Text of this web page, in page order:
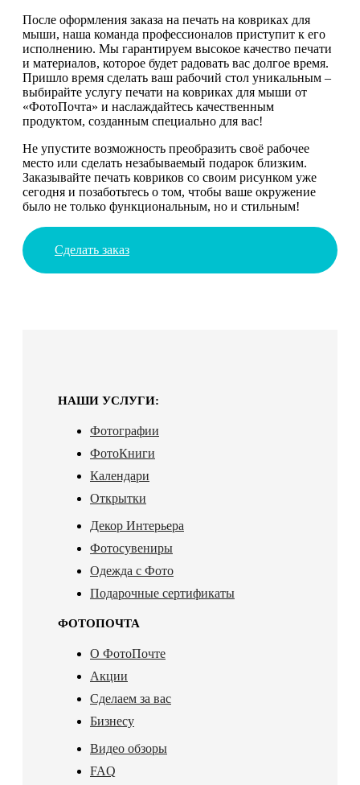
После оформления заказа на печать на ковриках для
мыши, наша команда профессионалов приступит к его
исполнению. Мы гарантируем высокое качество печати
и материалов, которое будет радовать вас долгое время.
Пришло время сделать ваш рабочий стол уникальным –
выбирайте услугу печати на ковриках для мыши от
«ФотоПочта» и наслаждайтесь качественным
продуктом, созданным специально для вас!
Не упустите возможность преобразить своё рабочее
место или сделать незабываемый подарок близким.
Заказывайте печать ковриков со своим рисунком уже
сегодня и позаботьтесь о том, чтобы ваше окружение
было не только функциональным, но и стильным!
Сделать заказ
НАШИ УСЛУГИ:
Фотографии
ФотоКниги
Календари
Открытки
Декор Интерьера
Фотосувениры
Одежда с Фото
Подарочные сертификаты
ФОТОПОЧТА
О ФотоПочте
Акции
Сделаем за вас
Бизнесу
Видео обзоры
FAQ